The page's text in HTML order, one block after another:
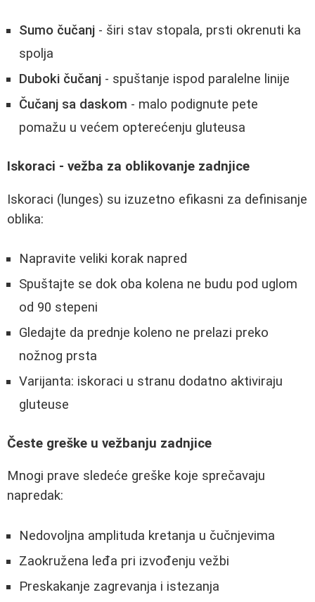
Sumo čučanj - širi stav stopala, prsti okrenuti ka
spolja
Duboki čučanj - spuštanje ispod paralelne linije
Čučanj sa daskom - malo podignute pete
pomažu u većem opterećenju gluteusa
Iskoraci - vežba za oblikovanje zadnjice
Iskoraci (lunges) su izuzetno efikasni za definisanje
oblika:
Napravite veliki korak napred
Spuštajte se dok oba kolena ne budu pod uglom
od 90 stepeni
Gledajte da prednje koleno ne prelazi preko
nožnog prsta
Varijanta: iskoraci u stranu dodatno aktiviraju
gluteuse
Česte greške u vežbanju zadnjice
Mnogi prave sledeće greške koje sprečavaju
napredak:
Nedovoljna amplituda kretanja u čučnjevima
Zaokružena leđa pri izvođenju vežbi
Preskakanje zagrevanja i istezanja